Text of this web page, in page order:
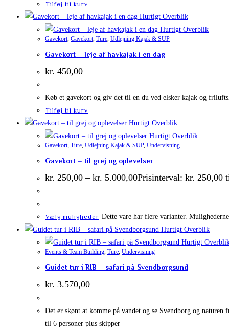
Tilføj til kurv
Hurtigt Overblik
Hurtigt Overblik
Gavekort, Gavekort, Ture, Udlejning Kajak & SUP
Gavekort – leje af havkajak i en dag
kr. 450,00
Køb et gavekort og giv det til en du ved elsker kajak og
Tilføj til kurv
Hurtigt Overblik
Hurtigt Overblik
Gavekort, Ture, Udlejning Kajak & SUP, Undervisning
Gavekort – til grej og oplevelser
kr. 250,00 – kr. 5.000,00Prisinterval: kr. 250,00
Vælg muligheder Dette vare har flere varianter.
Hurtigt Overblik
Hurtigt
Events & Team Building, Ture, Undervisning
Guidet tur i RIB – safari på Svendborgsund
kr. 3.570,00
Det er skønt at komme på vandet og se Svendborg og
til 6 personer plus skipper